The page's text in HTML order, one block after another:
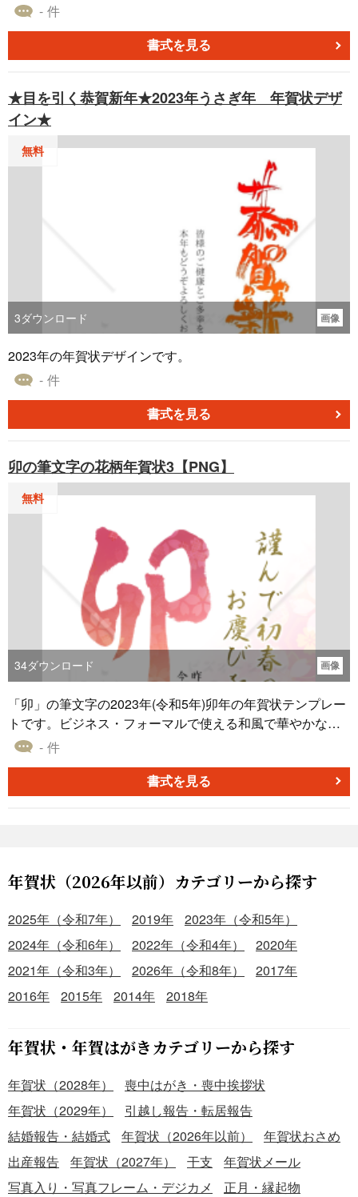
します。
- 件
書式を見る
★目を引く恭賀新年★2023年うさぎ年 年賀状デザ
イン★
無料
3ダウンロード 画像
2023年の年賀状デザインです。
- 件
書式を見る
卯の筆文字の花柄年賀状3【PNG】
無料
34ダウンロード 画像
「卯」の筆文字の2023年(令和5年)卯年の年賀状テンプレー
トです。ビジネス・フォーマルで使える和風で華やかなデ
ザインの年賀状です。無料でダウンロード可能です。
- 件
書式を見る
年賀状（2026年以前）カテゴリーから探す
2025年（令和7年） 2019年
2023年（令和5年）
2024年（令和6年）
2022年（令和4年）
2020年
2021年（令和3年）
2026年（令和8年）
2017年
2016年
2015年 2014年 2018年
年賀状・年賀はがきカテゴリーから探す
年賀状（2028年）
喪中はがき・喪中挨拶状
年賀状（2029年）
引越し報告・転居報告
結婚報告・結婚式
年賀状（2026年以前）
年賀状おさめ
出産報告
年賀状（2027年） 干支
年賀状メール
写真入り・写真フレーム・デジカメ
正月・縁起物